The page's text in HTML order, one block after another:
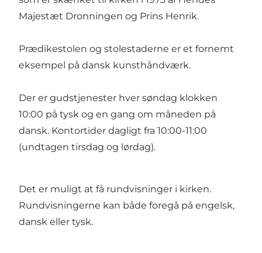
Majestæt Dronningen og Prins Henrik.
Prædikestolen og stolestaderne er et fornemt
eksempel på dansk kunsthåndværk.
Der er gudstjenester hver søndag klokken
10:00 på tysk og en gang om måneden på
dansk. Kontortider dagligt fra 10:00-11:00
(undtagen tirsdag og lørdag).
Det er muligt at få rundvisninger i kirken.
Rundvisningerne kan både foregå på engelsk,
dansk eller tysk.